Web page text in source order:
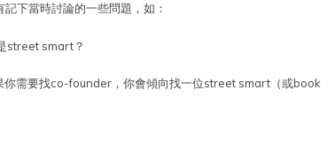
下當時討論的一些問題，如：
street smart？
需要找co-founder，你會傾向找一位street smart（或book